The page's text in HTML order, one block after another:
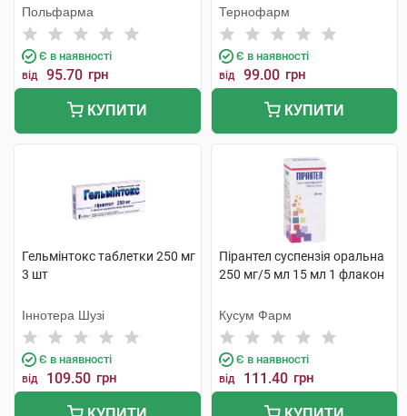
Польфарма
Є в наявності
від 95.70 грн
КУПИТИ
Тернофарм
Є в наявності
від 99.00 грн
КУПИТИ
Гельмінтокс таблетки 250 мг
3 шт
Іннотера Шузі
Є в наявності
від 109.50 грн
Пірантел суспензія оральна
250 мг/5 мл 15 мл 1 флакон
Кусум Фарм
Є в наявності
від 111.40 грн